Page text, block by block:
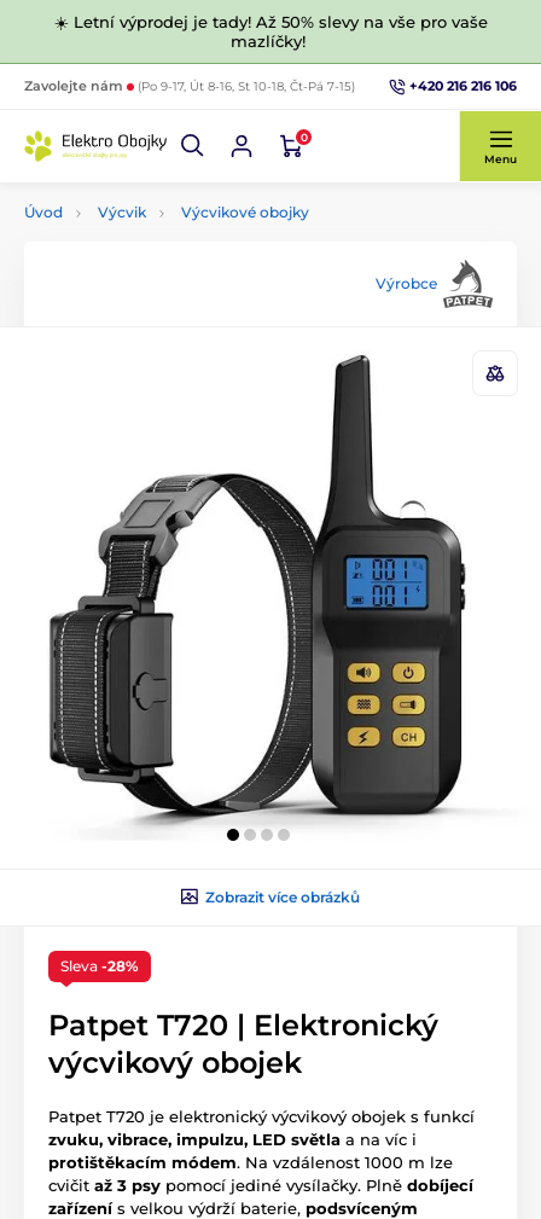
☀️ Letní výprodej je tady! Až 50% slevy na vše pro vaše
mazlíčky!
Zavolejte nám (Po 9-17, Út 8-16, St 10-18, Čt-Pá 7-15) +420 216 216 106
0
Menu
Úvod Výcvik Výcvikové obojky
Výrobce
Zobrazit více obrázků
Sleva -28%
Patpet T720 | Elektronický
výcvikový obojek
Patpet T720 je elektronický výcvikový obojek s funkcí
zvuku, vibrace, impulzu, LED světla a na víc i
protištěkacím módem. Na vzdálenost 1000 m lze
cvičit až 3 psy pomocí jediné vysílačky. Plně dobíjecí
zařízenís velkou výdrží baterie, podsvíceným